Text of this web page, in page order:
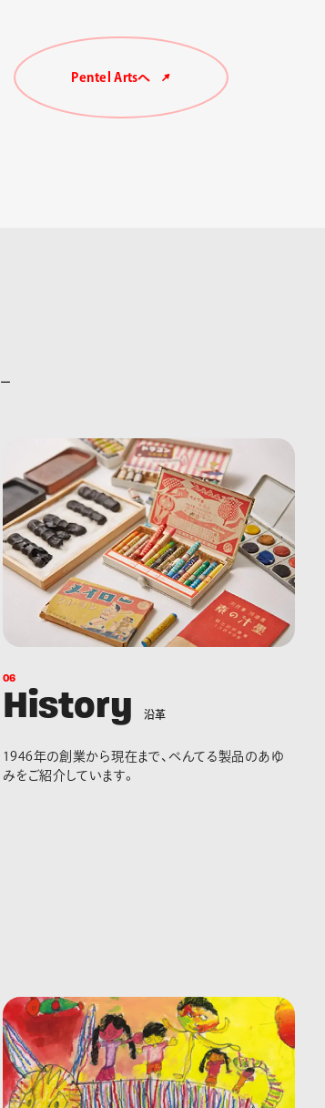
Pentel Artsへ
ー
06
History 沿革
1946年の創業から現在まで、ぺんてる製品のあゆ
みをご紹介しています。